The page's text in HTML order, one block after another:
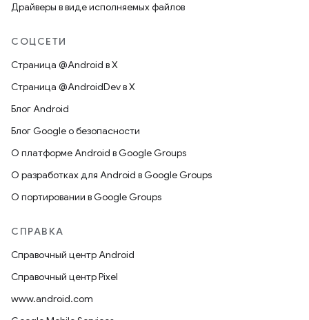
Драйверы в виде исполняемых файлов
СОЦСЕТИ
Страница @Android в X
Страница @AndroidDev в X
Блог Android
Блог Google о безопасности
О платформе Android в Google Groups
О разработках для Android в Google Groups
О портировании в Google Groups
СПРАВКА
Справочный центр Android
Справочный центр Pixel
www.android.com